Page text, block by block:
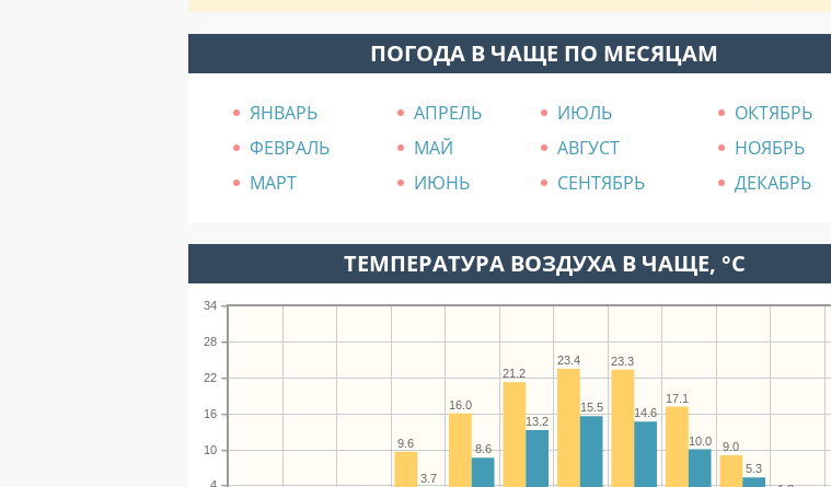
ПОГОДА В ЧАЩЕ ПО МЕСЯЦАМ
ЯНВАРЬ АПРЕЛЬ ИЮЛЬ
ОКТЯБРЬ
ФЕВРАЛЬ
МАЙ АВГУСТ
НОЯБРЬ
МАРТ
ИЮНЬ СЕНТЯБРЬ ДЕКАБРЬ
ТЕМПЕРАТУРА ВОЗДУХА В ЧАЩЕ, °C
10
16
22
28
34
9.0
17.1
23.3
23.4
21.2
16.0
9.6
5.3
10.0
14.6
15.5
13.2
8.6
3.7